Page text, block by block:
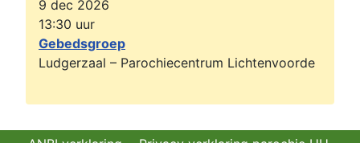
9 dec 2026
13:30 uur
Gebedsgroep
Ludgerzaal – Parochiecentrum Lichtenvoorde